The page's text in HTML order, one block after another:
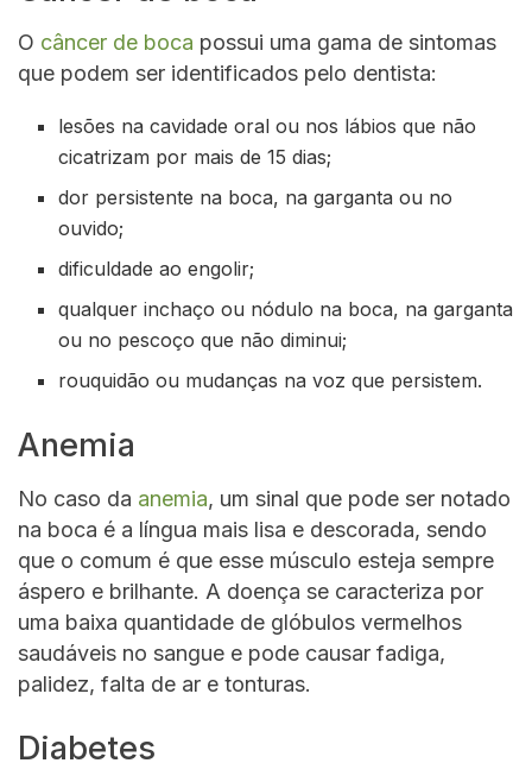
O câncer de boca possui uma gama de sintomas
que podem ser identificados pelo dentista:
lesões na cavidade oral ou nos lábios que não
cicatrizam por mais de 15 dias;
dor persistente na boca, na garganta ou no
ouvido;
dificuldade ao engolir;
qualquer inchaço ou nódulo na boca, na garganta
ou no pescoço que não diminui;
rouquidão ou mudanças na voz que persistem.
Anemia
No caso da anemia, um sinal que pode ser notado
na boca é a língua mais lisa e descorada, sendo
que o comum é que esse músculo esteja sempre
áspero e brilhante. A doença se caracteriza por
uma baixa quantidade de glóbulos vermelhos
saudáveis no sangue e pode causar fadiga,
palidez, falta de ar e tonturas.
Diabetes